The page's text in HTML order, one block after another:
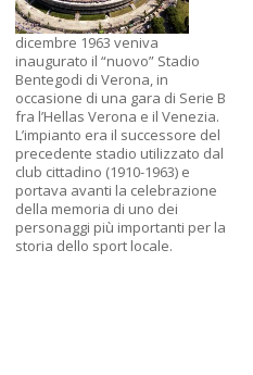
dicembre 1963 veniva
inaugurato il “nuovo” Stadio
Bentegodi di Verona, in
occasione di una gara di Serie B
fra l’Hellas Verona e il Venezia.
L’impianto era il successore del
precedente stadio utilizzato dal
club cittadino (1910-1963) e
portava avanti la celebrazione
della memoria di uno dei
personaggi più importanti per la
storia dello sport locale.